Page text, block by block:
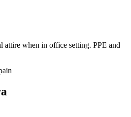
attire when in office setting. PPE and